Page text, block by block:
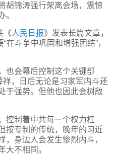
胡锦涛强行架离会场，震惊
。
《人民日报》发表长篇文章，
在斗争中巩固和增强团结”，
也会幕后控制这个关键部
祥，日后无论是习家军内斗还
于强势。但他也因此会树敌
控制着中共每一个权力杠
按专制的传统，晚年的习近
，身边人会发生惨烈内斗，
大不相同。